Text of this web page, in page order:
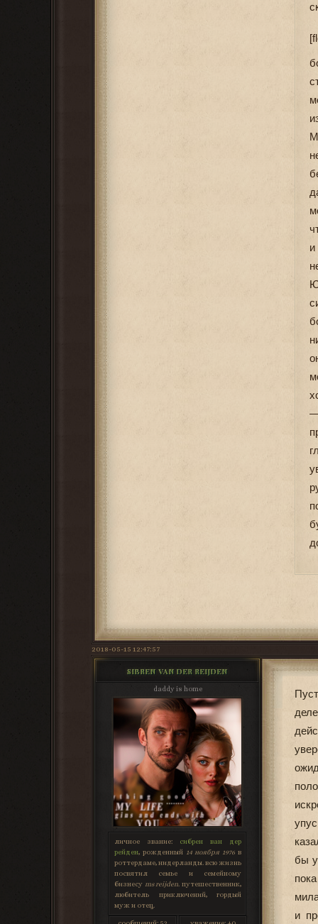
и
—
2018-05-15 12:47:57
SIBREN VAN DER REIJDEN
daddy is home
личное звание:
сибрен ван дер
рейден, рожденный 14 ноября 1976 в
роттердаме, нидерланды. всю жизнь
посвятил семье и семейному
бизнесу ms reijden. путешественник,
любитель приключений, гордый
муж и отец.
бы
и